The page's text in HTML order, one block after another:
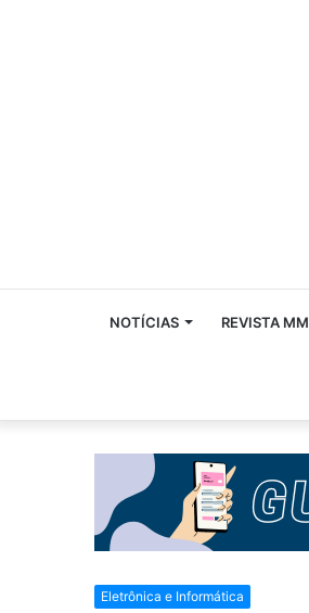
NOTÍCIAS REVISTA MM
Eletrônica e Informática